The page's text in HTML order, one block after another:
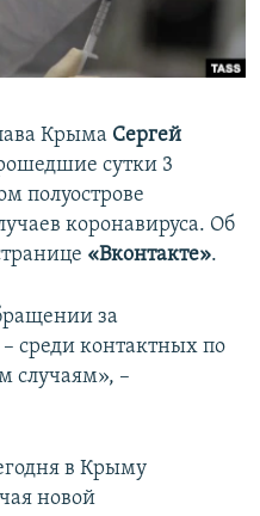
Крыма Сергей
сутки 3
полуострове
коронавируса. Об
«Вконтакте».
за
среди контактных по
случаям», –
в Крыму
новой